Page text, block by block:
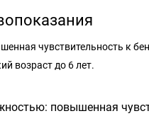
чувствительность к
возраст до 6 лет.
повышенная